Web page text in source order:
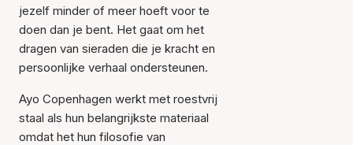
jezelf minder of meer hoeft voor te
doen dan je bent. Het gaat om het
dragen van sieraden die je kracht en
persoonlijke verhaal ondersteunen.
Ayo Copenhagen werkt met roestvrij
staal als hun belangrijkste materiaal
omdat het hun filosofie van